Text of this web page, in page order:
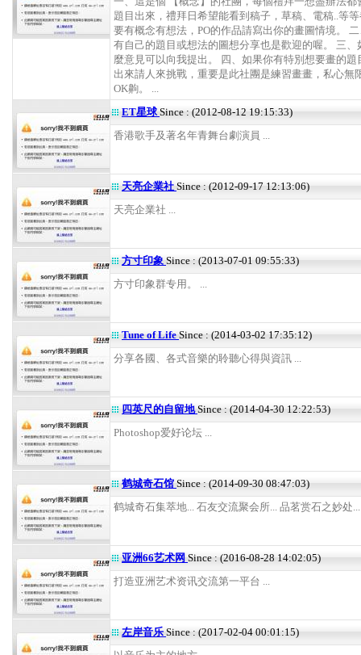
題目出來，禮拜日希望能看到稿子，草稿、電稿..等
要有概念有想法，PO的作品請寫出你的畫圖情境。
有自己的題目或想法的圖想分享也是歡迎的喔。 三、
麼意見可以向我提出。 四、如果你有特別想要畫的題
出來請人來挑戰，重要是此社團是練習畫畫，私心無
OK齁。 ...
ET星球Since : (2012-08-12 19:15:33)
香港歌手及著名年青舞台劇演員 ...
天亮企業社Since : (2012-09-17 12:13:06)
天亮企業社 ...
方寸印象Since : (2013-07-01 09:55:33)
方寸印象群专用。 ...
Tune of Life Since : (2014-03-02 17:35:12)
分享各國、各式音樂的聆聽心得與資訊 ...
四英尺的自留地Since : (2014-04-30 12:22:53)
Photoshop爱好论坛 ...
鹤城奇石馆 Since : (2014-09-30 08:47:03)
鹤城奇石集萃地... 石友交流聚会所... 品茗赏石之妙处...
亚洲66艺术网 Since : (2016-08-28 14:02:05)
打造亚洲艺术资讯交流第一平台 ...
左岸音乐 Since : (2017-02-04 00:01:15)